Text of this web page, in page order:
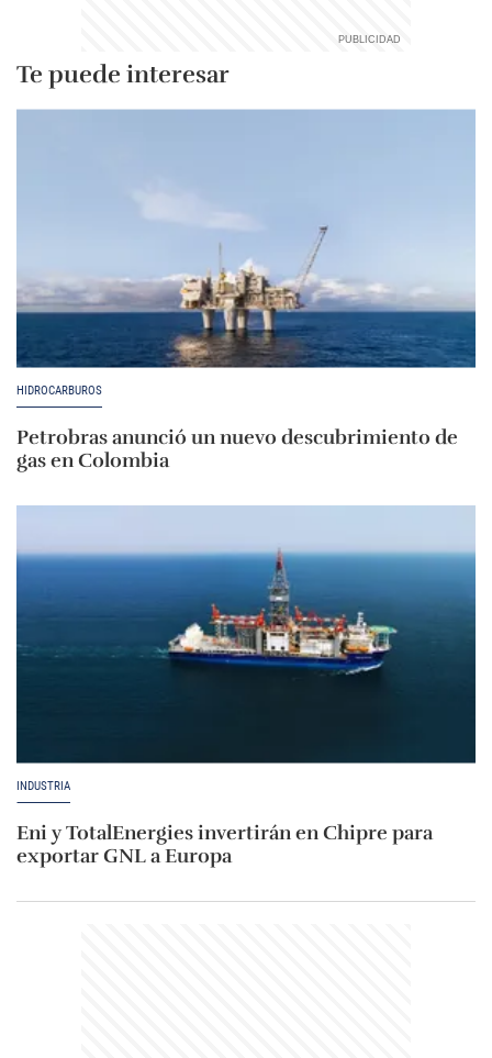
Te puede interesar
HIDROCARBUROS
Petrobras anunció un nuevo descubrimiento de
gas en Colombia
INDUSTRIA
Eni y TotalEnergies invertirán en Chipre para
exportar GNL a Europa